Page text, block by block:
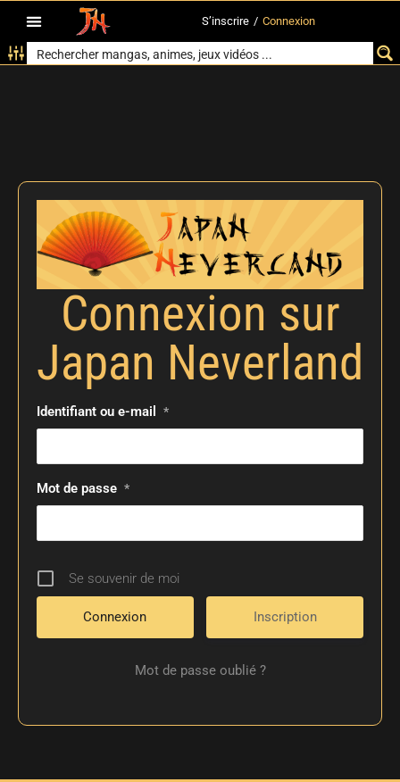
S’inscrire / Connexion
Connexion sur
Japan Neverland
Identifiant ou e-mail *
Mot de passe *
Se souvenir de moi
Inscription
Mot de passe oublié ?